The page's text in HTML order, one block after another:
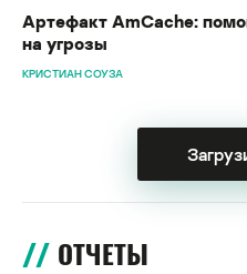
Артефакт AmCache:
на угрозы
КРИСТИАН СОУЗА
ОТЧЕТЫ